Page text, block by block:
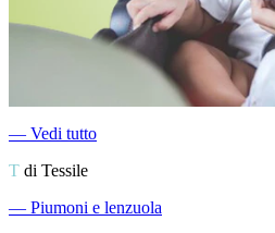
― Vedi tutto
T di Tessile
― Piumoni e lenzuola